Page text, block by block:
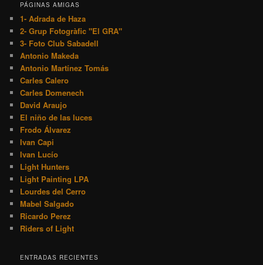
PÁGINAS AMIGAS
1- Adrada de Haza
2- Grup Fotogràfic "El GRA"
3- Foto Club Sabadell
Antonio Makeda
Antonio Martínez Tomás
Carles Calero
Carles Domenech
David Araujo
El niño de las luces
Frodo Álvarez
Ivan Capi
Ivan Lucío
Light Hunters
Light Painting LPA
Lourdes del Cerro
Mabel Salgado
Ricardo Perez
Riders of Light
ENTRADAS RECIENTES